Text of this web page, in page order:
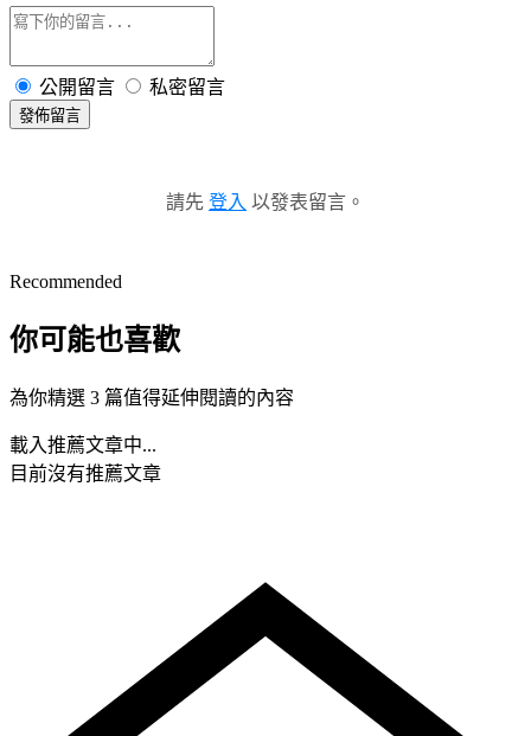
公開留言 私密留言
發佈留言
請先 登入 以發表留言。
Recommended
你可能也喜歡
為你精選 3 篇值得延伸閱讀的內容
載入推薦文章中...
目前沒有推薦文章